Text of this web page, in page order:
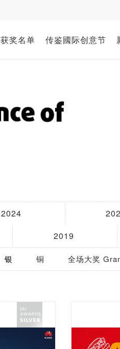
获奖名单 传鉴國际创意节
2024
2019
银 铜 全场大奖